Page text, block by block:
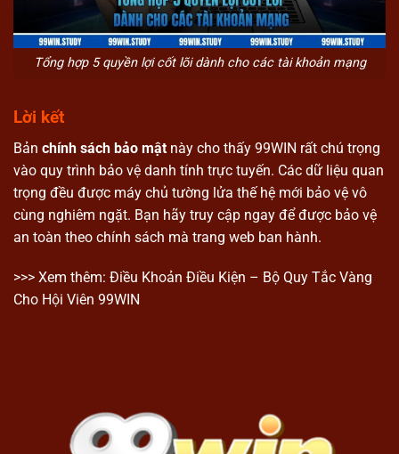
Tổng hợp 5 quyền lợi cốt lõi dành cho các tài khoản mạng
Lời kết
Bản chính sách bảo mật này cho thấy 99WIN rất chú trọng
vào quy trình bảo vệ danh tính trực tuyến. Các dữ liệu quan
trọng đều được máy chủ tường lửa thế hệ mới bảo vệ vô
cùng nghiêm ngặt. Bạn hãy truy cập ngay để được bảo vệ
an toàn theo chính sách mà trang web ban hành.
>>> Xem thêm: Điều Khoản Điều Kiện – Bộ Quy Tắc Vàng
Cho Hội Viên 99WIN